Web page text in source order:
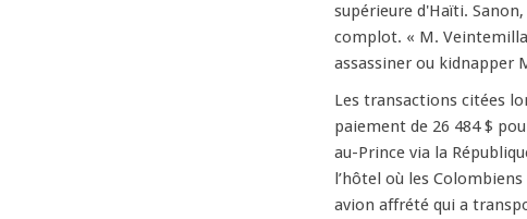
supérieure d'Haïti.
complot. « M.
assassiner ou kidnapper
Les transactions citées
paiement de 26 484 $
au-Prince via la
l’hôtel où les
avion affrété qui a